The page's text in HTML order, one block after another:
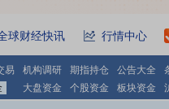
球财经快讯 行情中心
易 机构调研 期指持仓 公告大全
大盘资金 个股资金 板块资金